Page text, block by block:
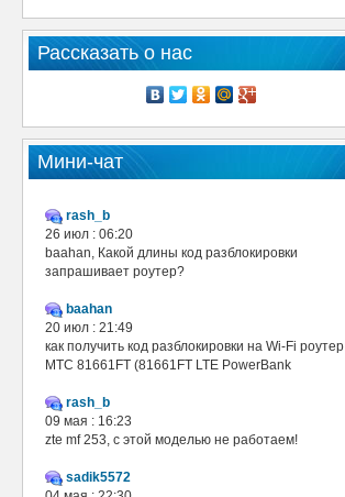
Рассказать о нас
Мини-чат
rash_b
26 июл : 06:20
baahan, Какой длины код разблокировки
запрашивает роутер?
baahan
20 июл : 21:49
как получить код разблокировки на Wi-Fi роутер
МТС 81661FT (81661FT LTE PowerBank
rash_b
09 мая : 16:23
zte mf 253, с этой моделью не работаем!
sadik5572